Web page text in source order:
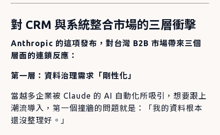
對 CRM 與系統整合市場的三層衝擊
Anthropic 的這項發布，對台灣 B2B 市場帶來三個
層面的連鎖反應：
第一層：資料治理需求「剛性化」
當越多企業被 Claude 的 AI 自動化所吸引，想要跟上
潮流導入，第一個撞牆的問題就是：「我的資料根本
還沒整理好。」